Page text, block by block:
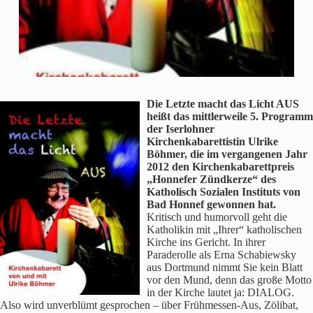
Die Letzte macht das Licht AUS
heißt das mittlerweile 5. Programm
der Iserlohner
Kirchenkabarettistin Ulrike
Böhmer, die im vergangenen Jahr
2012 den Kirchenkabarettpreis
„Honnefer Zündkerze“ des
Katholisch Sozialen Instituts von
Bad Honnef gewonnen hat.
Kritisch und humorvoll geht die
Katholikin mit „Ihrer“ katholischen
Kirche ins Gericht. In ihrer
Paraderolle als Erna Schabiewsky
aus Dortmund nimmt Sie kein Blatt
vor den Mund, denn das große Motto
in der Kirche lautet ja: DIALOG.
Also wird unverblümt gesprochen – über Frühmessen-Aus, Zölibat,